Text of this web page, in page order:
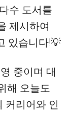
수 도서를
제시하여
있습니다!💡
중이며 대
해 오늘도
커리어와 인